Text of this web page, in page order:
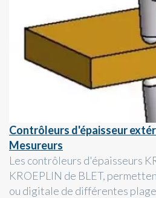
Contrôleurs d'épaisseur
Mesureurs
Les contrôleurs d'épaisseurs
KROEPLIN de BLET,
ou digitale de différentes